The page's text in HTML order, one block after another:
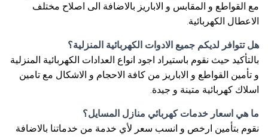
مع القواطع و المقابس و الاباريز بالاضافة الى اصلاح مختلف
الاعطال الكهربائية.
هل تتوافر لديكم جميع الادوات الكهربائية المنزلية؟
بالتأكيد حيث نقوم باستيراد اجود انواع العدادات الكهربائية المنزلية
و تأمين القواطع و الاباريز من كافة الاحجام و الاشكال مع تامين
اسلاك كهربائية متينة و جيدة.
ما هي اسعار خدمات كهربائي منازل المسايل؟
نقوم بتأمين ارخص و انسب سعر لأي خدمة من خدماتنا بالاضافة